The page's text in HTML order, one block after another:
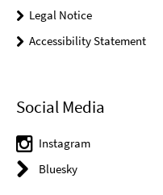
Legal Notice
Accessibility Statement
Social Media
Instagram
Bluesky